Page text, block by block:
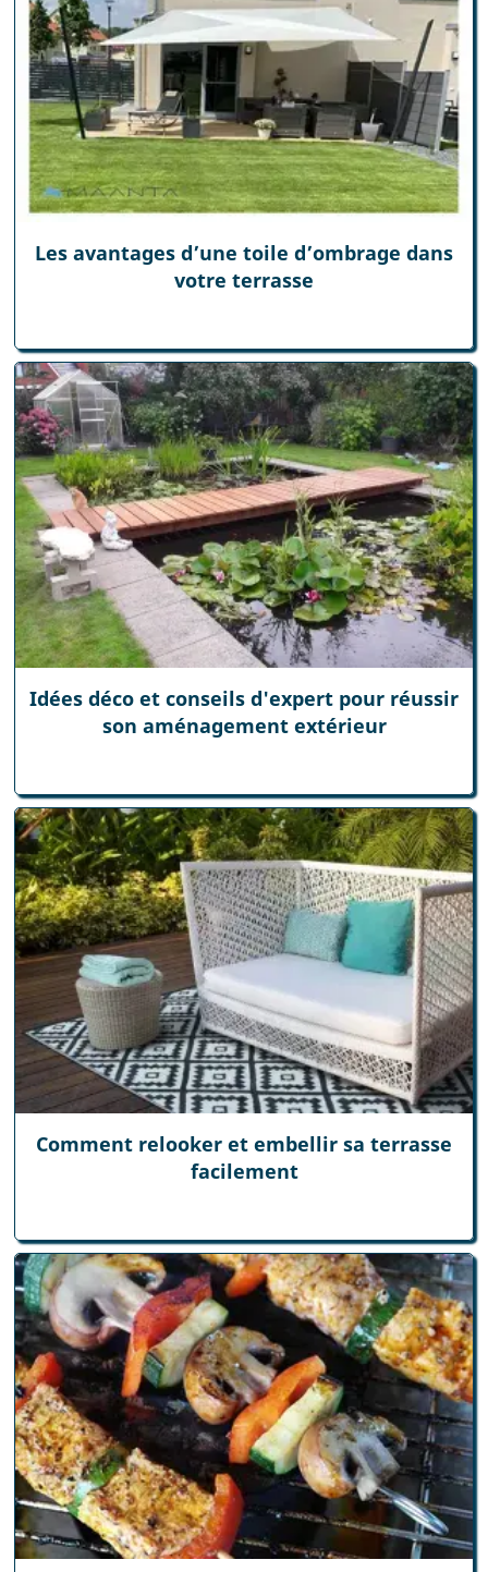
Les avantages d’une toile d’ombrage dans
votre terrasse
Idées déco et conseils d'expert pour réussir
son aménagement extérieur
Comment relooker et embellir sa terrasse
facilement